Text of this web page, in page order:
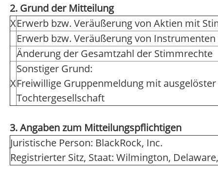
2. Grund der Mitteilung
XErwerb bzw. Veräußerung von Aktien mit
Erwerb bzw. Veräußerung von Instrumenten
Änderung der Gesamtzahl der Stimmrechte
X
Sonstiger Grund:
Freiwillige Gruppenmeldung mit
Tochtergesellschaft
3. Angaben zum Mitteilungspflichtigen
Juristische Person: BlackRock, Inc.
Registrierter Sitz, Staat: Wilmington,